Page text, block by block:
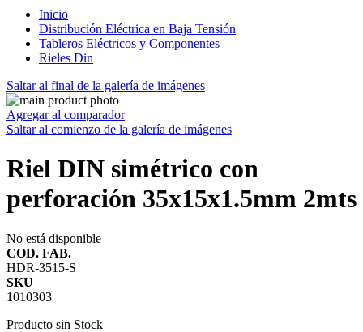
Inicio
Distribución Eléctrica en Baja Tensión
Tableros Eléctricos y Componentes
Rieles Din
Saltar al final de la galería de imágenes
Agregar al comparador
Saltar al comienzo de la galería de imágenes
Riel DIN simétrico con
perforación 35x15x1.5mm 2mts
No está disponible
COD. FAB.
HDR-3515-S
SKU
1010303
Producto sin Stock